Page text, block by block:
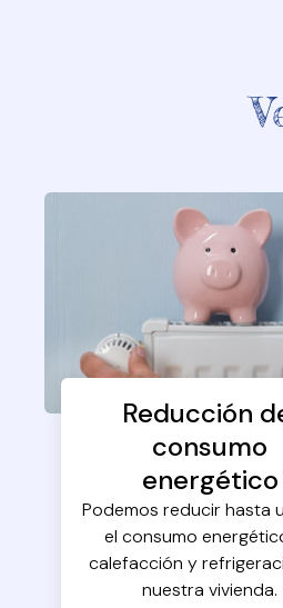
Reducción
consumo
energético
Podemos reducir hasta
el consumo
calefacción y
nuestra vivienda.